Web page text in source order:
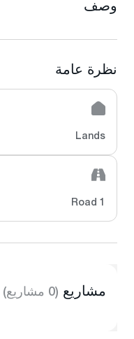
وصف
نظرة عامة
Lands
1 Road
مشاريع (0 مشاريع)